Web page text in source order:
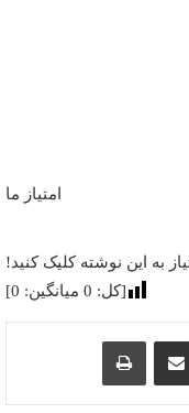
امتیاز ما
به این نوشته کلیک کنید!
[کل: 0 میانگین: 0
]
اشتراک گذاری از طریق ایمیل